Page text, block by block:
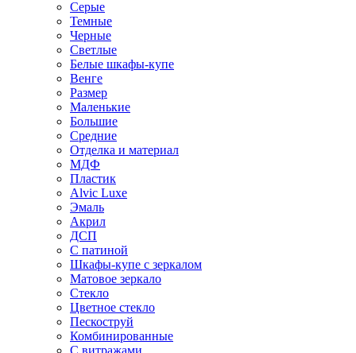
Серые
Темные
Черные
Светлые
Белые шкафы-купе
Венге
Размер
Маленькие
Большие
Средние
Отделка и материал
МДФ
Пластик
Alvic Luxe
Эмаль
Акрил
ДСП
С патиной
Шкафы-купе с зеркалом
Матовое зеркало
Стекло
Цветное стекло
Пескоструй
Комбинированные
С витражами